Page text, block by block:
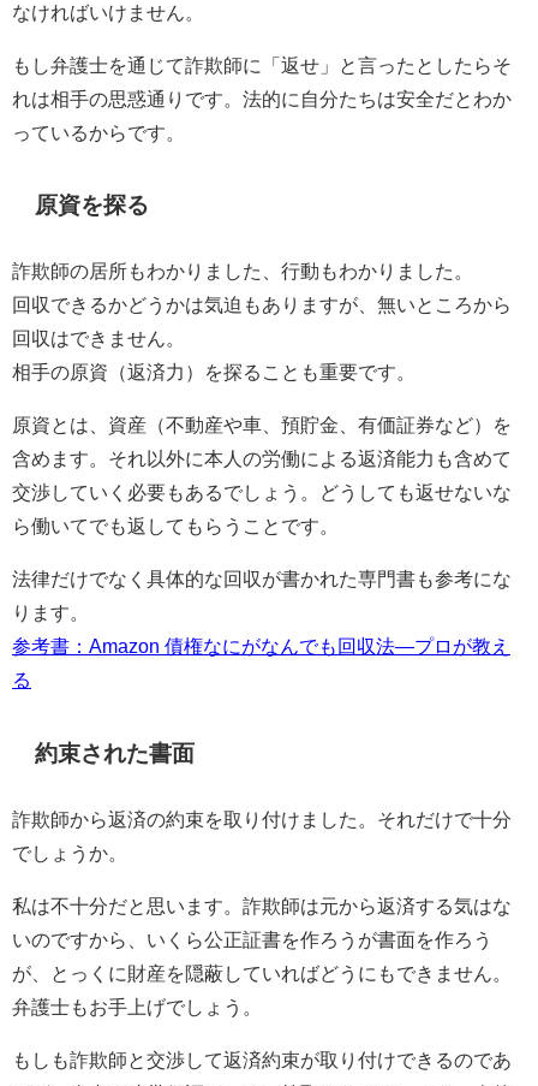
なければいけません。
もし弁護士を通じて詐欺師に「返せ」と言ったとしたらそ
れは相手の思惑通りです。法的に自分たちは安全だとわか
っているからです。
原資を探る
詐欺師の居所もわかりました、行動もわかりました。
回収できるかどうかは気迫もありますが、無いところから
回収はできません。
相手の原資（返済力）を探ることも重要です。
原資とは、資産（不動産や車、預貯金、有価証券など）を
含めます。それ以外に本人の労働による返済能力も含めて
交渉していく必要もあるでしょう。どうしても返せないな
ら働いてでも返してもらうことです。
法律だけでなく具体的な回収が書かれた専門書も参考にな
ります。
参考書：Amazon 債権なにがなんでも回収法―プロが教え
る
約束された書面
詐欺師から返済の約束を取り付けました。それだけで十分
でしょうか。
私は不十分だと思います。詐欺師は元から返済する気はな
いのですから、いくら公正証書を作ろうが書面を作ろう
が、とっくに財産を隠蔽していればどうにもできません。
弁護士もお手上げでしょう。
もしも詐欺師と交渉して返済約束が取り付けできるのであ